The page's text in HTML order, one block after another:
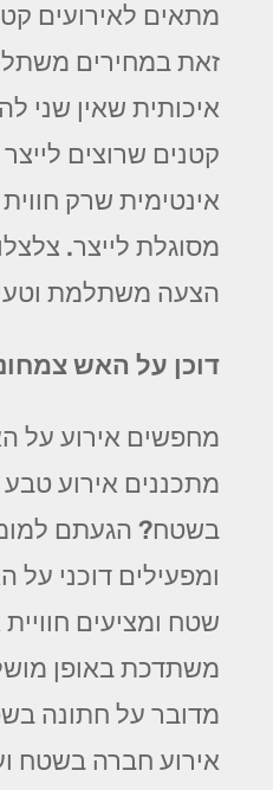
מתאים לאירועים
זאת במחירים
איכותית שאין שני
קטנים שרוצים
אינטימית שרק
מסוגלת לייצר.
הצעה משתלמת
דוכן על האש
מחפשים אירוע על
מתכננים אירוע
בשטח? הגעתם
ומפעילים דוכני על
שטח ומציעים
משתדכת באופן
מדובר על חתונה
אירוע חברה בשטח